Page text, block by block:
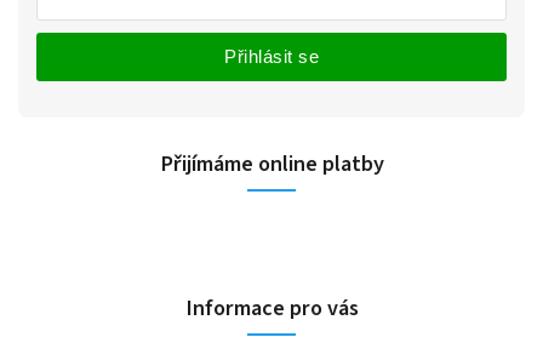
Přihlásit se
Přijímáme online platby
Informace pro vás